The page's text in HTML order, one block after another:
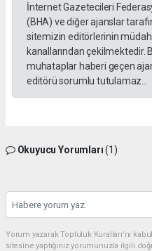
İnternet Gazetecileri
(BHA) ve diğer ajanslar
sitemizin editörlerinin
kanallarından çekilmektedir.
muhataplar haberi geçen
editörü sorumlu tutulamaz...
Okuyucu Yorumları(1)
Yorum yazarak Topluluk Kuralları’nı
sitesine yaptığınız yorumunuzla ilgili